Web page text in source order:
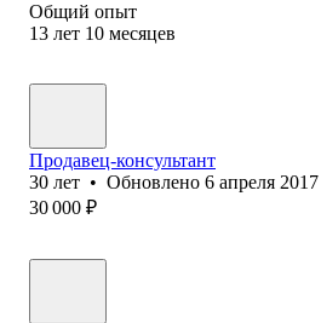
Общий опыт
13 лет 10 месяцев
Продавец-консультант
30 лет • Обновлено 6 апреля 2017
30 000 ₽